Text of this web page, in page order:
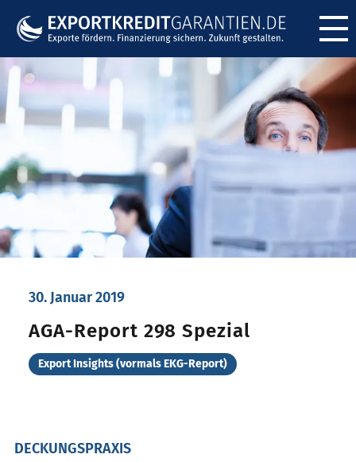
30. Januar 2019
AGA-Report 298 Spezial
Export Insights (vormals EKG-Report)
DECKUNGSPRAXIS